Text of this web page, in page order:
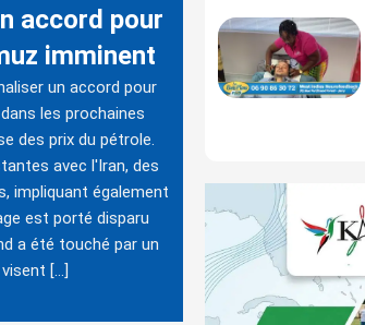
accord pour
imminent
un accord pour
les prochaines
des prix du pétrole.
avec l'Iran, des
impliquant également
est porté disparu
a été touché par un
[…]